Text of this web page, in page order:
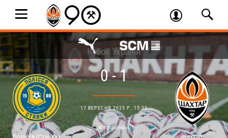
Кубок України
0 - 1
17 ВЕРЕСНЯ 2025 Р. 15:30
ЮВІЛЕЙНИЙ